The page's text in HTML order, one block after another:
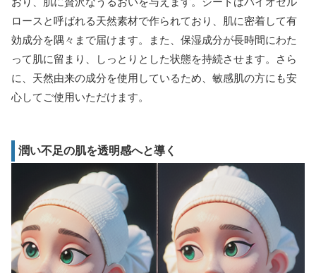
ロースと呼ばれる天然素材で作られており、肌に密着して有
効成分を隅々まで届けます。また、保湿成分が長時間にわた
って肌に留まり、しっとりとした状態を持続させます。さら
に、天然由来の成分を使用しているため、敏感肌の方にも安
心してご使用いただけます。
潤い不足の肌を透明感へと導く